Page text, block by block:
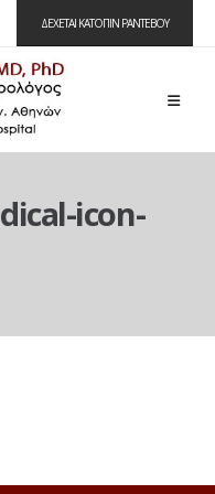
ΔΕΧΕΤΑΙ ΚΑΤΟΠΙΝ ΡΑΝΤΕΒΟΥ
icon-